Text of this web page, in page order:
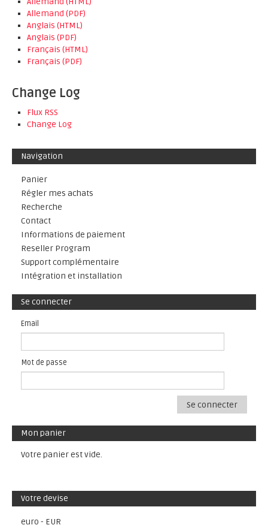
Allemand (PDF)
Anglais (HTML)
Anglais (PDF)
Français (HTML)
Français (PDF)
Change Log
Flux RSS
Change Log
Navigation
Panier
Régler mes achats
Recherche
Contact
Informations de paiement
Reseller Program
Support complémentaire
Intégration et installation
Se connecter
Email
Mot de passe
Se connecter
Mon panier
Votre panier est vide.
Votre devise
euro - EUR